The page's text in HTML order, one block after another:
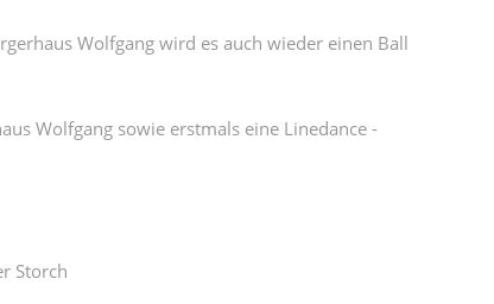
Wolfgang wird es auch wieder einen Ball
Wolfgang sowie erstmals eine Linedance -
Storch